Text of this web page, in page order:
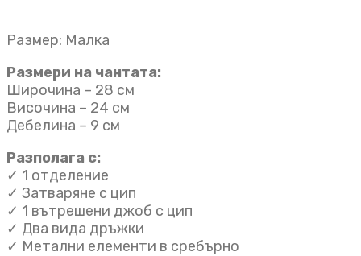
Размер: Малка
Размери на чантата:
Широчина – 28 см
Височина – 24 см
Дебелина – 9 см
Разполага с:
✓ 1 отделение
✓ Затваряне с цип
✓ 1 вътрешени джоб с цип
✓ Два вида дръжки
✓ Метални елементи в сребърно